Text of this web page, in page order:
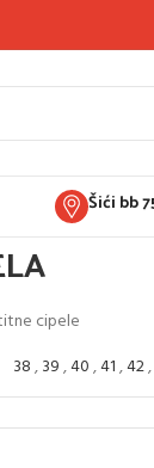
Šići bb
cipele
38,39,40,41,42,